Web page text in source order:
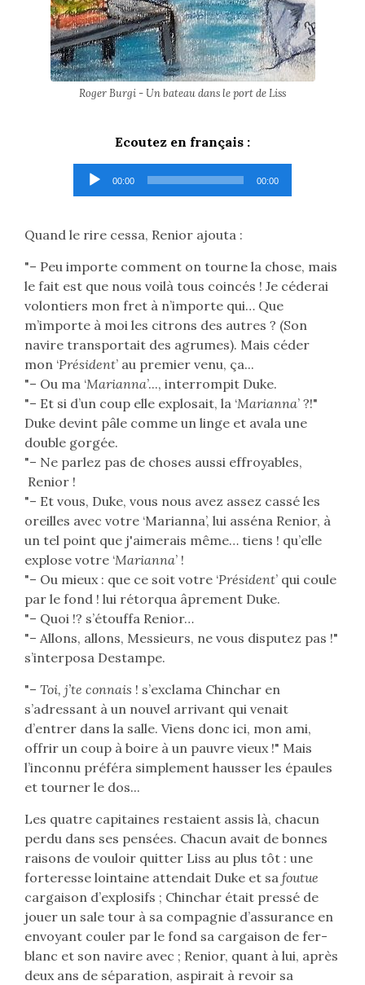
Roger Burgi - Un bateau dans le port de Liss
Ecoutez en français :
Lecteur00:00 00:00
Quand le rire cessa, Renior ajouta :
"– Peu importe comment on tourne la chose, mais
le fait est que nous voilà tous coincés ! Je céderai
volontiers mon fret à n’importe qui… Que
m’importe à moi les citrons des autres ? (Son
navire transportait des agrumes). Mais céder
mon ‘Président’ au premier venu, ça...
"– Ou ma ‘Marianna’..., interrompit Duke.
"– Et si d’un coup elle explosait, la ‘Marianna’ ?!"
Duke devint pâle comme un linge et avala une
double gorgée.
"– Ne parlez pas de choses aussi effroyables,
Renior !
"– Et vous, Duke, vous nous avez assez cassé les
oreilles avec votre ‘Marianna’, lui asséna Renior, à
un tel point que j'aimerais même… tiens ! qu’elle
explose votre ‘Marianna’ !
"– Ou mieux : que ce soit votre ‘Président’ qui coule
par le fond ! lui rétorqua âprement Duke.
"– Quoi !? s’étouffa Renior…
"– Allons, allons, Messieurs, ne vous disputez pas !"
s’interposa Destampe.
"– Toi, j’te connais ! s’exclama Chinchar en
s’adressant à un nouvel arrivant qui venait
d’entrer dans la salle. Viens donc ici, mon ami,
offrir un coup à boire à un pauvre vieux !" Mais
l’inconnu préféra simplement hausser les épaules
et tourner le dos...
Les quatre capitaines restaient assis là, chacun
perdu dans ses pensées. Chacun avait de bonnes
raisons de vouloir quitter Liss au plus tôt : une
forteresse lointaine attendait Duke et sa foutue
cargaison d’explosifs ; Chinchar était pressé de
jouer un sale tour à sa compagnie d’assurance en
envoyant couler par le fond sa cargaison de fer-
blanc et son navire avec ; Renior, quant à lui, après
deux ans de séparation, aspirait à revoir sa